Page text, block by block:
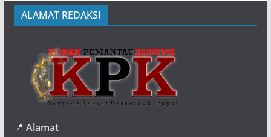
ALAMAT REDAKSI
📍 Alamat